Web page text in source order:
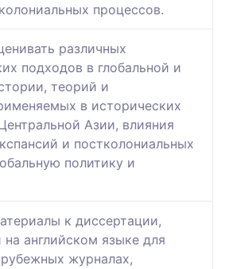
процессов.
различных
подходов в глобальной и
теорий и
в исторических
Азии, влияния
и постколониальных
политику и
к диссертации,
на английском языке для
журналах,